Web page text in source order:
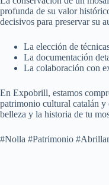
profunda de su valor
decisivos para preservar su
La elección de
La documentación
La colaboración con
En Expobrill, estamos
patrimonio cultural catalán y
belleza y la historia de tu
#Nolla #Patrimonio